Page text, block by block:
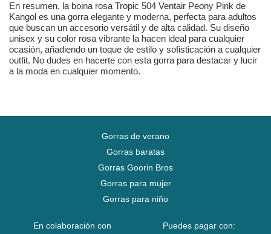
En resumen, la boina rosa Tropic 504 Ventair Peony Pink de
Kangol es una gorra elegante y moderna, perfecta para adultos
que buscan un accesorio versátil y de alta calidad. Su diseño
unisex y su color rosa vibrante la hacen ideal para cualquier
ocasión, añadiendo un toque de estilo y sofisticación a cualquier
outfit. No dudes en hacerte con esta gorra para destacar y lucir
a la moda en cualquier momento.
Gorras de verano
Gorras baratas
Gorras Goorin Bros
Gorras para mujer
Gorras para niño
En colaboración con
Puedes pagar con: